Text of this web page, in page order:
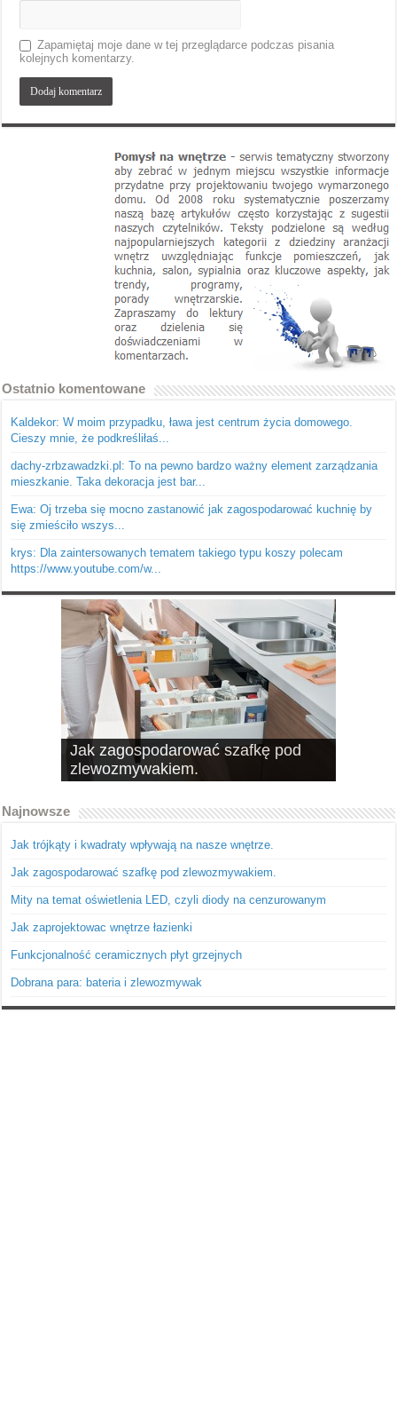
Zapamiętaj moje dane w tej przeglądarce podczas pisania
kolejnych komentarzy.
Ostatnio komentowane
Kaldekor: W moim przypadku, ława jest centrum życia domowego.
Cieszy mnie, że podkreśliłaś...
dachy-zrbzawadzki.pl: To na pewno bardzo ważny element zarządzania
mieszkanie. Taka dekoracja jest bar...
Ewa: Oj trzeba się mocno zastanowić jak zagospodarować kuchnię by
się zmieściło wszys...
krys: Dla zaintersowanych tematem takiego typu koszy polecam
https://www.youtube.com/w...
Jak zagospodarować szafkę pod
zlewozmywakiem.
10 pomysłów na schowki, czyli
dobrze wykorzystana przestrzeń
Najnowsze
Jak trójkąty i kwadraty wpływają na nasze wnętrze.
Jak zagospodarować szafkę pod zlewozmywakiem.
Mity na temat oświetlenia LED, czyli diody na cenzurowanym
Jak zaprojektowac wnętrze łazienki
Funkcjonalność ceramicznych płyt grzejnych
Dobrana para: bateria i zlewozmywak